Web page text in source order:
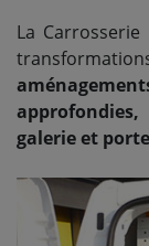
La
galerie et